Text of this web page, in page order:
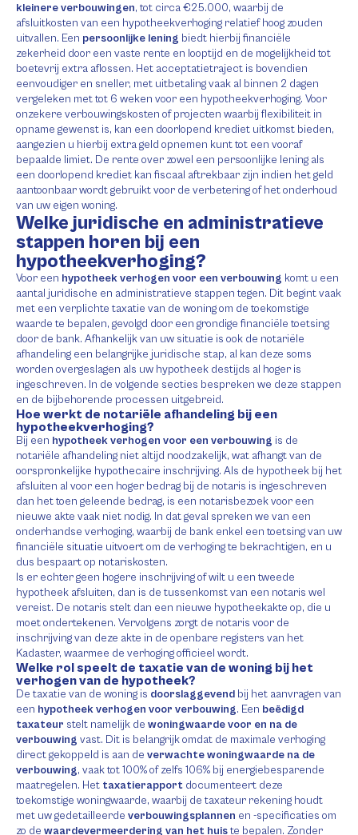
kleinere verbouwingen, tot circa €25.000, waarbij de
afsluitkosten van een hypotheekverhoging relatief hoog zouden
uitvallen. Een persoonlijke lening biedt hierbij financiële
zekerheid door een vaste rente en looptijd en de mogelijkheid tot
boetevrij extra aflossen. Het acceptatietraject is bovendien
eenvoudiger en sneller, met uitbetaling vaak al binnen 2 dagen
vergeleken met tot 6 weken voor een hypotheekverhoging. Voor
onzekere verbouwingskosten of projecten waarbij flexibiliteit in
opname gewenst is, kan een doorlopend krediet uitkomst bieden,
aangezien u hierbij extra geld opnemen kunt tot een vooraf
bepaalde limiet. De rente over zowel een persoonlijke lening als
een doorlopend krediet kan fiscaal aftrekbaar zijn indien het geld
aantoonbaar wordt gebruikt voor de verbetering of het onderhoud
van uw eigen woning.
Welke juridische en administratieve
stappen horen bij een
hypotheekverhoging?
Voor een hypotheek verhogen voor een verbouwing komt u een
aantal juridische en administratieve stappen tegen. Dit begint vaak
met een verplichte taxatie van de woning om de toekomstige
waarde te bepalen, gevolgd door een grondige financiële toetsing
door de bank. Afhankelijk van uw situatie is ook de notariële
afhandeling een belangrijke juridische stap, al kan deze soms
worden overgeslagen als uw hypotheek destijds al hoger is
ingeschreven. In de volgende secties bespreken we deze stappen
en de bijbehorende processen uitgebreid.
Hoe werkt de notariële afhandeling bij een
hypotheekverhoging?
Bij een hypotheek verhogen voor een verbouwing is de
notariële afhandeling niet altijd noodzakelijk, wat afhangt van de
oorspronkelijke hypothecaire inschrijving. Als de hypotheek bij het
afsluiten al voor een hoger bedrag bij de notaris is ingeschreven
dan het toen geleende bedrag, is een notarisbezoek voor een
nieuwe akte vaak niet nodig. In dat geval spreken we van een
onderhandse verhoging, waarbij de bank enkel een toetsing van uw
financiële situatie uitvoert om de verhoging te bekrachtigen, en u
dus bespaart op notariskosten.
Is er echter geen hogere inschrijving of wilt u een tweede
hypotheek afsluiten, dan is de tussenkomst van een notaris wel
vereist. De notaris stelt dan een nieuwe hypotheekakte op, die u
moet ondertekenen. Vervolgens zorgt de notaris voor de
inschrijving van deze akte in de openbare registers van het
Kadaster, waarmee de verhoging officieel wordt.
Welke rol speelt de taxatie van de woning bij het
verhogen van de hypotheek?
De taxatie van de woning is doorslaggevend bij het aanvragen van
een hypotheek verhogen voor verbouwing. Een beëdigd
taxateur stelt namelijk de woningwaarde voor en na de
verbouwing vast. Dit is belangrijk omdat de maximale verhoging
direct gekoppeld is aan de verwachte woningwaarde na de
verbouwing, vaak tot 100% of zelfs 106% bij energiebesparende
maatregelen. Het taxatierapport documenteert deze
toekomstige woningwaarde, waarbij de taxateur rekening houdt
met uw gedetailleerde verbouwingsplannen en -specificaties om
zo de waardevermeerdering van het huiste bepalen. Zonder